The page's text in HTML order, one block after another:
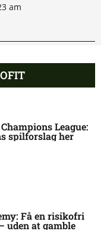
am
am
am League:
spilforslag her
Få en risikofri
uden at gamble